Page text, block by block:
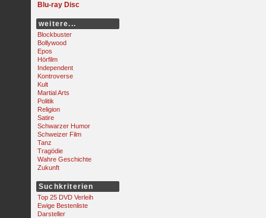
Blu-ray Disc
weitere...
Blockbuster
Bollywood
Epos
Hörfilm
Independent
Kontroverse
Kult
Martial Arts
Politik
Religion
Satire
Schwarzer Humor
Schweizer Film
Tanz
Tragödie
Wahre Geschichte
Zukunft
Suchkriterien
Top 25 DVD Verleih
Ewige Bestenliste
Darsteller